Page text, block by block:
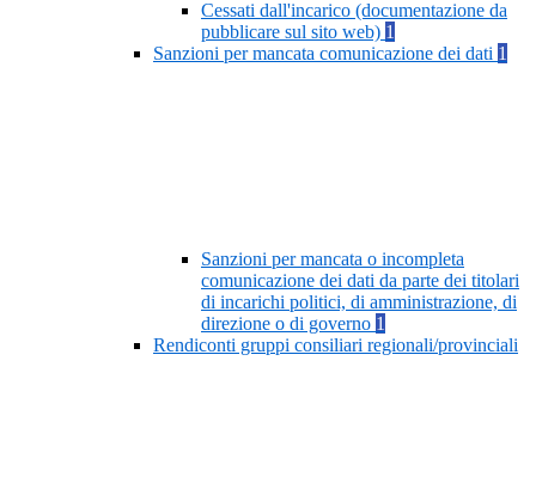
Cessati dall'incarico (documentazione da
pubblicare sul sito web) 1
Sanzioni per mancata comunicazione dei dati 1
Sanzioni per mancata o incompleta
comunicazione dei dati da parte dei titolari
di incarichi politici, di amministrazione, di
direzione o di governo 1
Rendiconti gruppi consiliari regionali/provinciali